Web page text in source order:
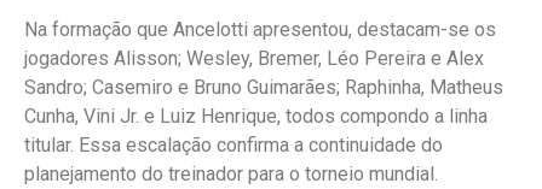
Na formação que Ancelotti apresentou, destacam-se os
jogadores Alisson; Wesley, Bremer, Léo Pereira e Alex
Sandro; Casemiro e Bruno Guimarães; Raphinha, Matheus
Cunha, Vini Jr. e Luiz Henrique, todos compondo a linha
titular. Essa escalação confirma a continuidade do
planejamento do treinador para o torneio mundial.